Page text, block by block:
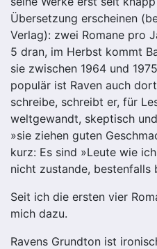
Übersetzung erscheinen
Verlag): zwei Romane pro
5 dran, im Herbst kommt
sie zwischen 1964 und
populär ist Raven auch
schreibe, schreibt er, für
weltgewandt, skeptisch
»sie ziehen guten
kurz: Es sind »Leute wie
nicht zustande, bestenfalls
Seit ich die ersten vier
mich dazu.
Ravens Grundton ist